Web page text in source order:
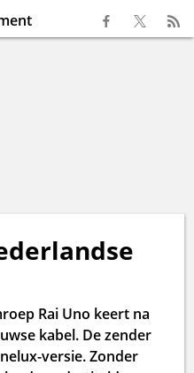
Rai Uno keert na
kabel. De zender
versie. Zonder